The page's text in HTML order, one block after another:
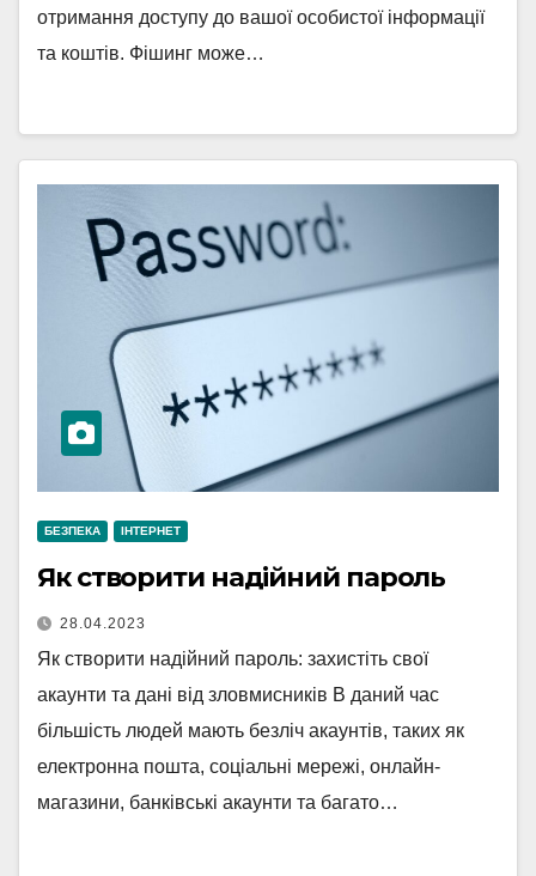
отримання доступу до вашої особистої інформації
та коштів. Фішинг може…
БЕЗПЕКА ІНТЕРНЕТ
Як створити надійний пароль
28.04.2023
Як створити надійний пароль: захистіть свої
акаунти та дані від зловмисників В даний час
більшість людей мають безліч акаунтів, таких як
електронна пошта, соціальні мережі, онлайн-
магазини, банківські акаунти та багато…